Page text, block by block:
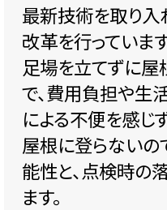
最新技術を取り入
改革を行っています
足場を立てずに屋
で、費用負担や生
による不便を感じ
屋根に登らないの
能性と、点検時の
ます。